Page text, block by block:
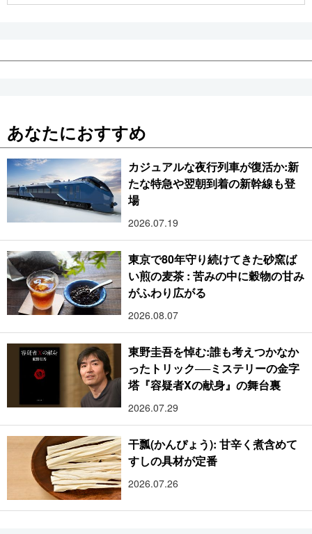
あなたにおすすめ
カジュアルな夜行列車が復活か:新
たな特急や翌朝到着の新幹線も登
場
2026.07.19
東京で80年守り続けてきた砂窯ば
い煎の麦茶 : 苦みの中に穀物の甘み
がふわり広がる
2026.08.07
東野圭吾を悼む:誰も考えつかなか
ったトリック──ミステリーの金字
塔『容疑者Xの献身』の舞台裏
2026.07.29
干瓢(かんぴょう): 甘辛く煮含めて
すしの具材が定番
2026.07.26